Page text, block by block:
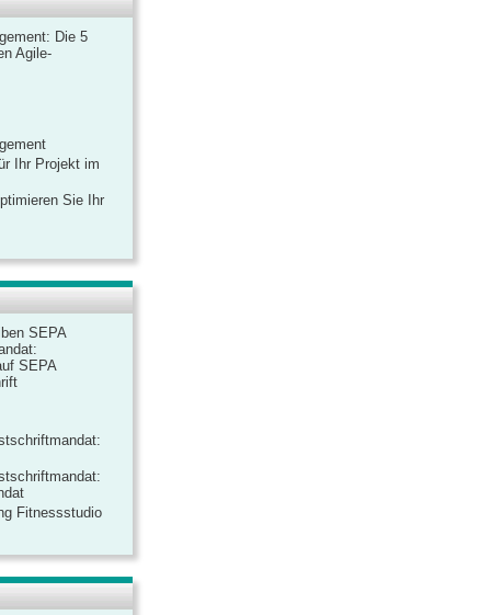
Die 5
Agile-
Ihr Projekt im
Sie Ihr
SEPA
SEPA
Fitnessstudio